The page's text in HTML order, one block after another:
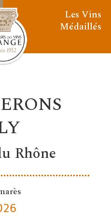
Les Vins
Médaillés
Rhône